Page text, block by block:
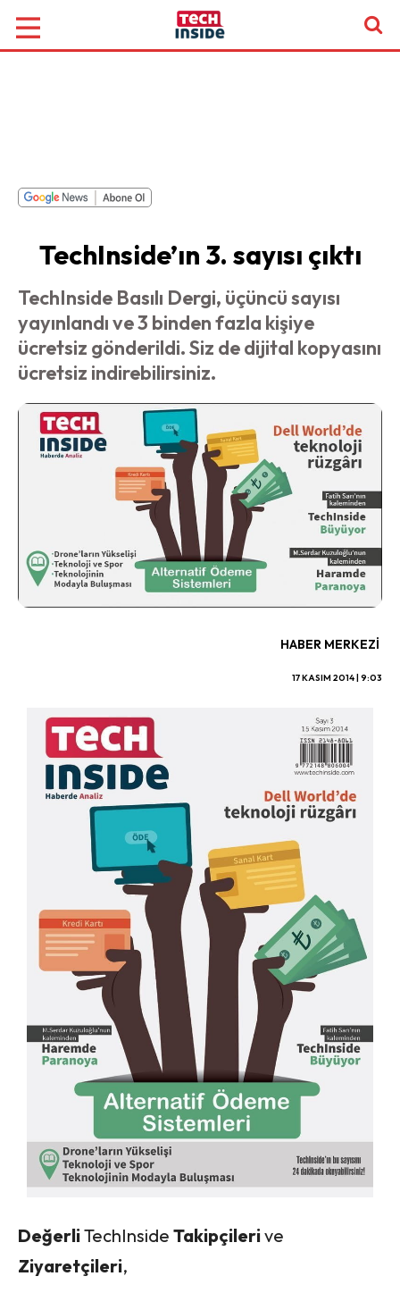
TechInside’ın 3. sayısı çıktı
TechInside Basılı Dergi, üçüncü sayısı
yayınlandı ve 3 binden fazla kişiye
ücretsiz gönderildi. Siz de dijital kopyasını
ücretsiz indirebilirsiniz.
HABER MERKEZI
17 KASIM 2014 | 9:03
DeğerliTechInside Takipçilerive
Ziyaretçileri,